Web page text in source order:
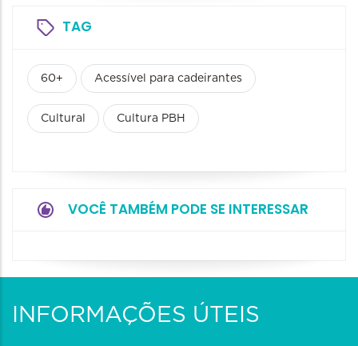
TAG
60+ Acessível para cadeirantes
Cultural Cultura PBH
VOCÊ TAMBÉM PODE SE INTERESSAR
INFORMAÇÕES ÚTEIS